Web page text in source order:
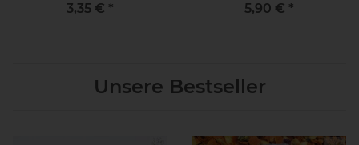
3,35 € *
5,90 € *
Unsere Bestseller